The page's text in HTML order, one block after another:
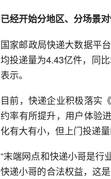
已经开始分地区、分场景
国家邮政局快递大数据平
均投递量为4.43亿件，同
表示。
目前，快递企业积极落实
约率有所提升，用户体验
化有大有小，但上门投递量
“末端网点和快递小哥是行
快递小哥的合法权益，这